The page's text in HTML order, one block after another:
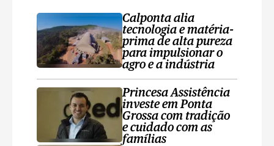
Calponta alia
tecnologia e matéria-
prima de alta pureza
para impulsionar o
agro e a indústria
Princesa Assistência
investe em Ponta
Grossa com tradição
e cuidado com as
famílias